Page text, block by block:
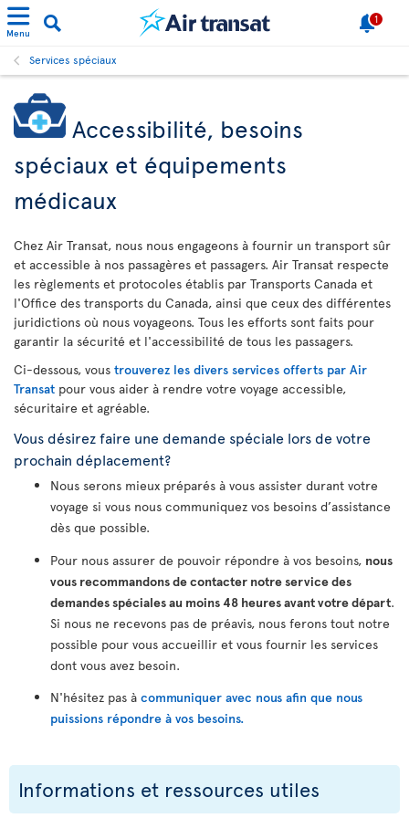
Menu
1
Services spéciaux
Accessibilité, besoins
spéciaux et équipements
médicaux
Chez Air Transat, nous nous engageons à fournir un transport sûr
et accessible à nos passagères et passagers. Air Transat respecte
les règlements et protocoles établis par Transports Canada et
l'Office des transports du Canada, ainsi que ceux des différentes
juridictions où nous voyageons. Tous les efforts sont faits pour
garantir la sécurité et l'accessibilité de tous les passagers.
Ci-dessous, vous trouverez les divers services offerts par Air
Transat pour vous aider à rendre votre voyage accessible,
sécuritaire et agréable.
Vous désirez faire une demande spéciale lors de votre
prochain déplacement?
Nous serons mieux préparés à vous assister durant votre
voyage si vous nous communiquez vos besoins d’assistance
dès que possible.
Pour nous assurer de pouvoir répondre à vos besoins, nous
vous recommandons de contacter notre service des
demandes spéciales au moins 48 heures avant votre départ.
Si nous ne recevons pas de préavis, nous ferons tout notre
possible pour vous accueillir et vous fournir les services
dont vous avez besoin.
N'hésitez pas à communiquer avec nous afin que nous
puissions répondre à vos besoins.
Informations et ressources utiles